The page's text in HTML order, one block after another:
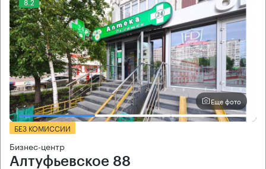
Еще фото
БЕЗ КОМИССИИ
Бизнес-центр
Алтуфьевское 88